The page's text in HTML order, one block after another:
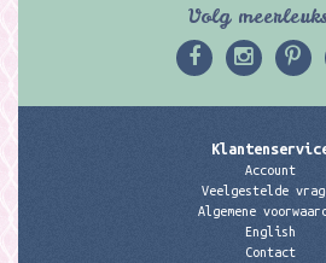
Volg
Account
Veelgestelde
Algemene
English
Contact